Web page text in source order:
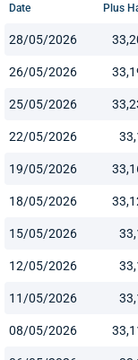
Date Plus
28/05/2026
26/05/2026
25/05/2026
22/05/2026
19/05/2026
18/05/2026
15/05/2026
12/05/2026
11/05/2026
08/05/2026